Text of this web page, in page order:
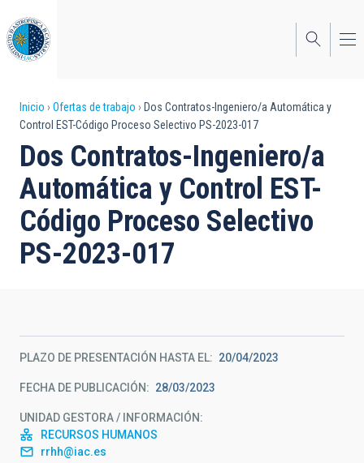
al
contenido
principal
Sobrescribir
enlaces
de
ayuda
a
la
Inicio Ofertas de trabajo
Dos Contratos-Ingeniero/a Automática y
Control EST-Código Proceso Selectivo PS-2023-017
Dos Contratos-Ingeniero/a
Automática y Control EST-
Código Proceso Selectivo
PS-2023-017
PLAZO DE PRESENTACIÓN HASTA EL 20/04/2023
FECHA DE PUBLICACIÓN 28/03/2023
UNIDAD GESTORA / INFORMACIÓN
RECURSOS HUMANOS
rrhh@iac.es